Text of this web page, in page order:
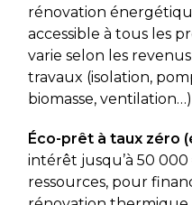
rénovation
accessible à tous les
varie selon les
travaux (isolation,
biomasse,
Éco-prêt à taux zéro
intérêt jusqu’à 50
ressources, pour